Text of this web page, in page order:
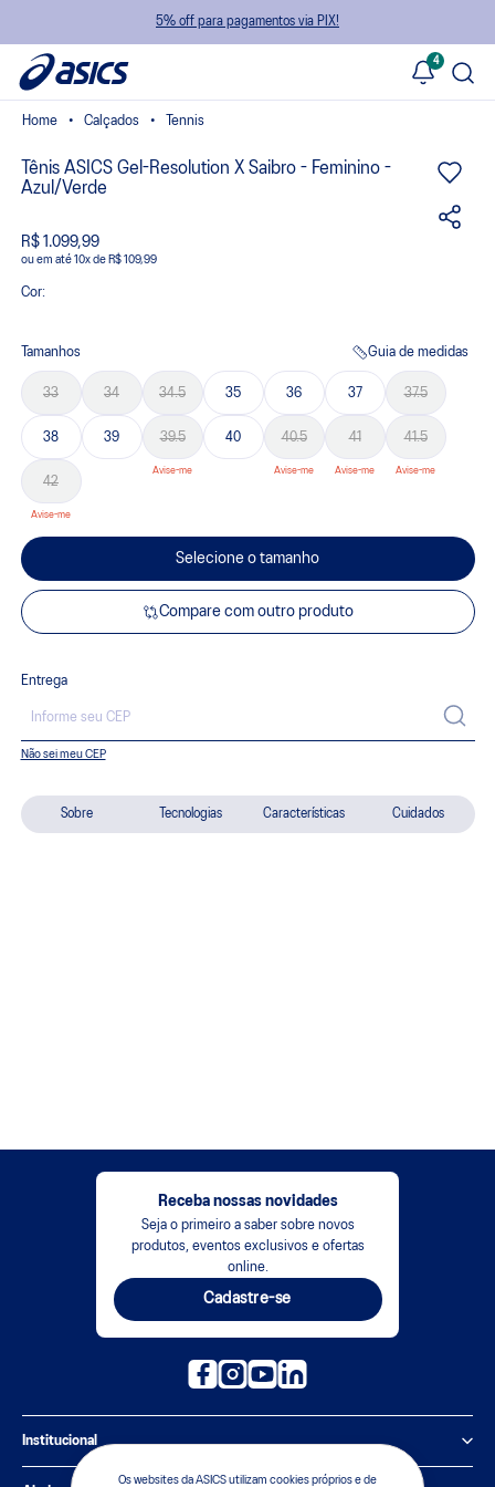
5% off para pagamentos via PIX!
4
Os websites da ASICS utilizam cookies próprios e de
Sobre Tecnologias Características Cuidados
Calçados Tennis
Tênis ASICS Gel-Resolution X Saibro - Feminino -
Azul/Verde
R$ 1.099,99
ou 10xde R$ 109,99
Cor:
Tamanhos Guia de medidas
33 34 34.5 35 36 37 37.5
38 39 39.5 40 40.5 41 41.5
42
Selecione o tamanho
Compare com outro produto
Entrega
Não sei meu CEP
Receba nossas novidades
Seja o primeiro a saber sobre novos
produtos, eventos exclusivos e ofertas
online.
Cadastre-se
Institucional